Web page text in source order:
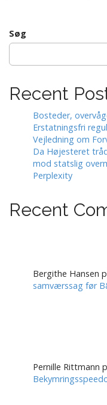
Søg
Recent
Bosteder,
Erstatningsfri
Vejledning om
Da Højesteret
mod statslig
Perplexity
Recent
Bergithe Hansen
samværssag før
Pernille Rittmann